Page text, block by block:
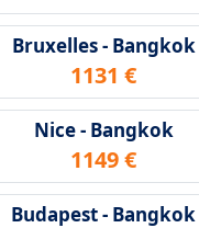
Bruxelles - Bangkok
1131 €
Nice - Bangkok
1149 €
Budapest - Bangkok